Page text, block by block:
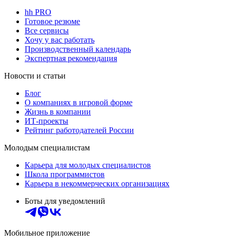
hh PRO
Готовое резюме
Все сервисы
Хочу у вас работать
Производственный календарь
Экспертная рекомендация
Новости и статьи
Блог
О компаниях в игровой форме
Жизнь в компании
ИТ-проекты
Рейтинг работодателей России
Молодым специалистам
Карьера для молодых специалистов
Школа программистов
Карьера в некоммерческих организациях
Боты для уведомлений
Мобильное приложение